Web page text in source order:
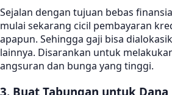
Sejalan dengan tujuan bebas
mulai sekarang cicil pembayaran
apapun. Sehingga gaji bisa
lainnya. Disarankan untuk
angsuran dan bunga yang tinggi.
3. Buat Tabungan untuk